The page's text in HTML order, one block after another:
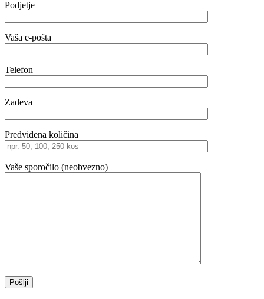
Podjetje
Vaša e-pošta
Telefon
Zadeva
Predvidena količina
Vaše sporočilo (neobvezno)